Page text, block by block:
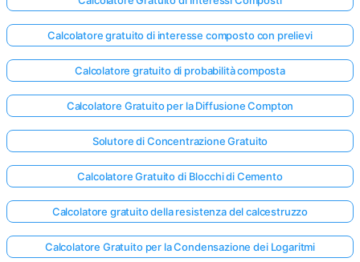
Calcolatore gratuito di interesse composto con prelievi
Calcolatore gratuito di probabilità composta
Calcolatore Gratuito per la Diffusione Compton
Solutore di Concentrazione Gratuito
Calcolatore Gratuito di Blocchi di Cemento
Calcolatore gratuito della resistenza del calcestruzzo
Calcolatore Gratuito per la Condensazione dei Logaritmi